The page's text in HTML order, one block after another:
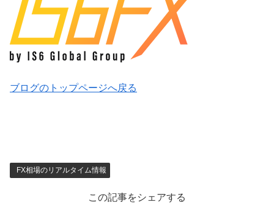
ブログのトップページへ戻る
FX相場のリアルタイム情報
この記事をシェアする